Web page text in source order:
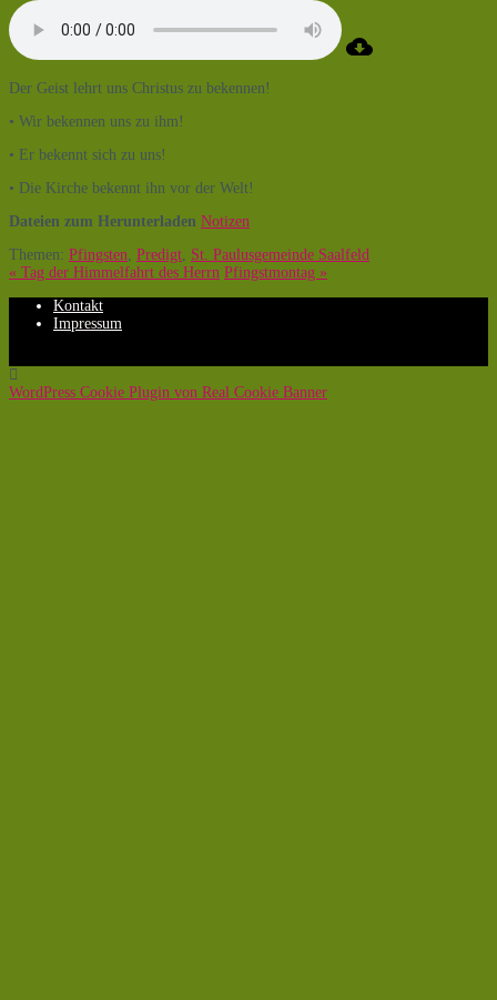
Der Geist lehrt uns Christus zu bekennen!
• Wir bekennen uns zu ihm!
• Er bekennt sich zu uns!
• Die Kirche bekennt ihn vor der Welt!
Dateien zum Herunterladen Notizen
Themen: Pfingsten Predigt St. Paulusgemeinde Saalfeld
« Tag der Himmelfahrt des Herrn Pfingstmontag »
Kontakt
Impressum
WordPress Cookie Plugin von Real Cookie Banner